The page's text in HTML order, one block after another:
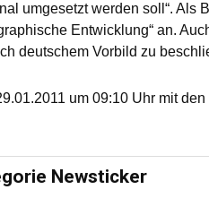
umgesetzt werden soll“. Als
Entwicklung“ an.
deutschem Vorbild zu
um 09:10 Uhr mit
Newsticker